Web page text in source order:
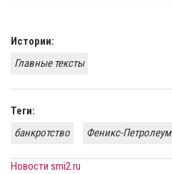
Истории:
Главные тексты
Теги:
банкротство
Феникс-Петролеум
Новости smi2.ru